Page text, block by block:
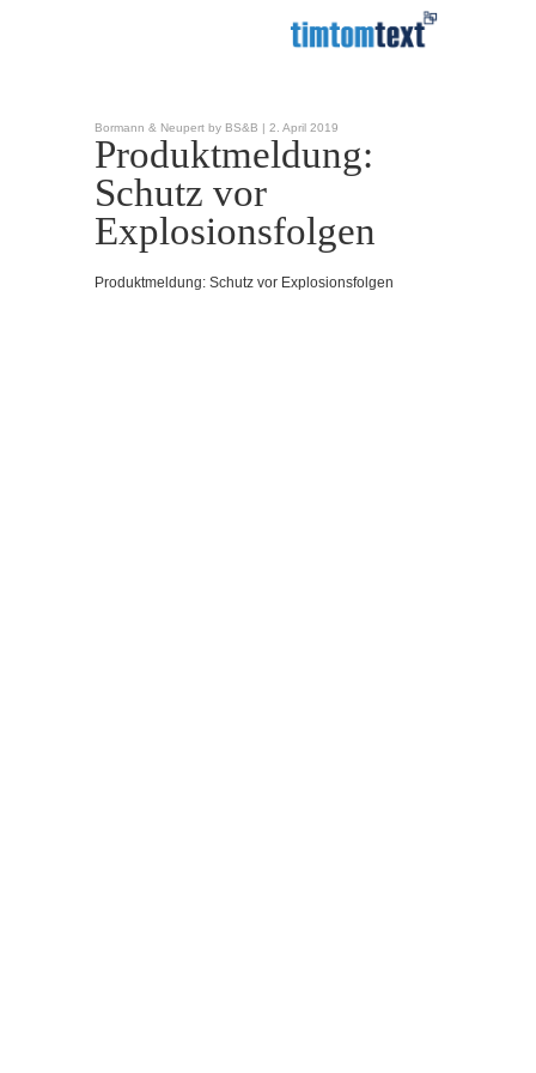
Bormann & Neupert by BS&B | 2. April 2019
Produktmeldung:
Schutz vor
Explosionsfolgen
Produktmeldung: Schutz vor Explosionsfolgen